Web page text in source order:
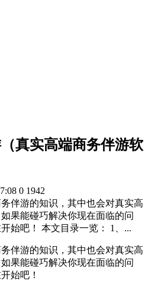
真实高端商务伴游软
0 1942
伴游的知识，其中也会对真实高
果能碰巧解决你现在面临的问
始吧！ 本文目录一览： 1、...
伴游的知识，其中也会对真实高
果能碰巧解决你现在面临的问
始吧！